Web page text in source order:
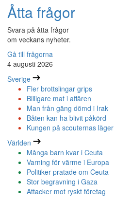
Åtta frågor
Svara på åtta frågor
om veckans nyheter.
Gå till frågorna
4 augusti 2026
Sverige
Fler brottslingar grips
Billigare mat i affären
Man från gäng dömd i Irak
Båten kan ha blivit påkörd
Kungen på scouternas läger
Världen
Många barn kvar i Ceuta
Varning för värme i Europa
Politiker pratade om Ceuta
Stor begravning i Gaza
Attacker mot ryskt företag